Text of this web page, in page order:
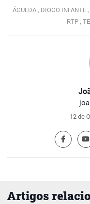
12 de
ÁGUEDA , DIOGO INFANTE ,
RTP ,
Artigos